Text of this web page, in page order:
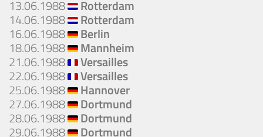
13.06.1988 Rotterdam
14.06.1988 Rotterdam
16.06.1988 Berlin
18.06.1988 Mannheim
21.06.1988 Versailles
22.06.1988 Versailles
25.06.1988 Hannover
27.06.1988 Dortmund
28.06.1988 Dortmund
29.06.1988 Dortmund